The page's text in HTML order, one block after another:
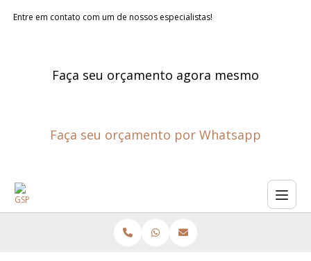
Entre em contato com um de nossos especialistas!
Faça seu orçamento agora mesmo
Faça seu orçamento por Whatsapp